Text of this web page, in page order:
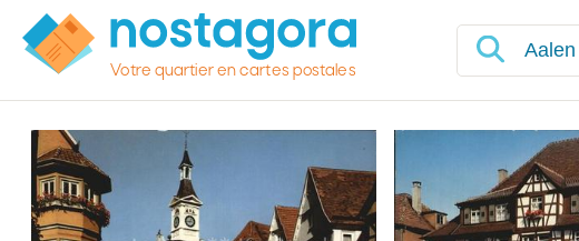
Votre quartier en cartes postales